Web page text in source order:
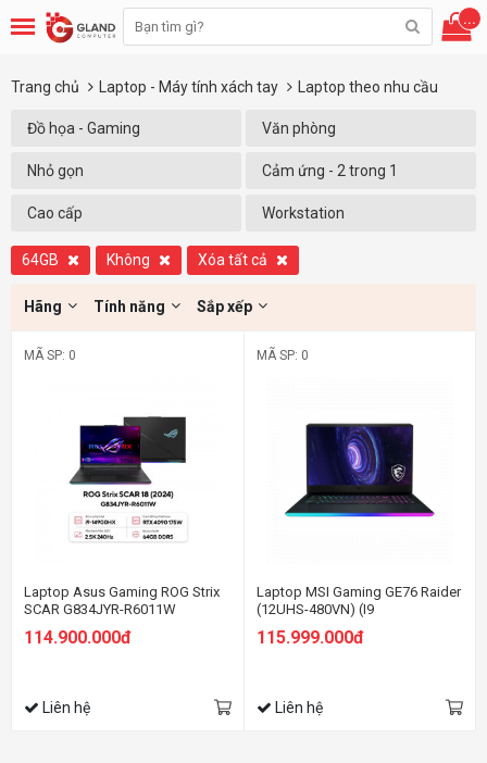
...
Trang chủ Laptop - Máy tính xách tay Laptop theo nhu cầu
Đồ họa - Gaming Văn phòng
Nhỏ gọn Cảm ứng - 2 trong 1
Cao cấp Workstation
64GB Không Xóa tất cả
Hãng Tính năng Sắp xếp
MÃ SP: 0
Laptop Asus Gaming ROG Strix
SCAR G834JYR-R6011W
14900HX/64GB RAM/2TB
114.900.000đ
Liên hệ
MÃ SP: 0
Laptop MSI Gaming GE76 Raider
(12UHS-480VN) (I9
SSD/RTX3080Ti 16G/17.3 inch
115.999.000đ
Liên hệ